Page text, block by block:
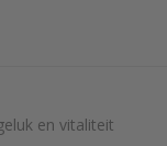
en vitaliteit